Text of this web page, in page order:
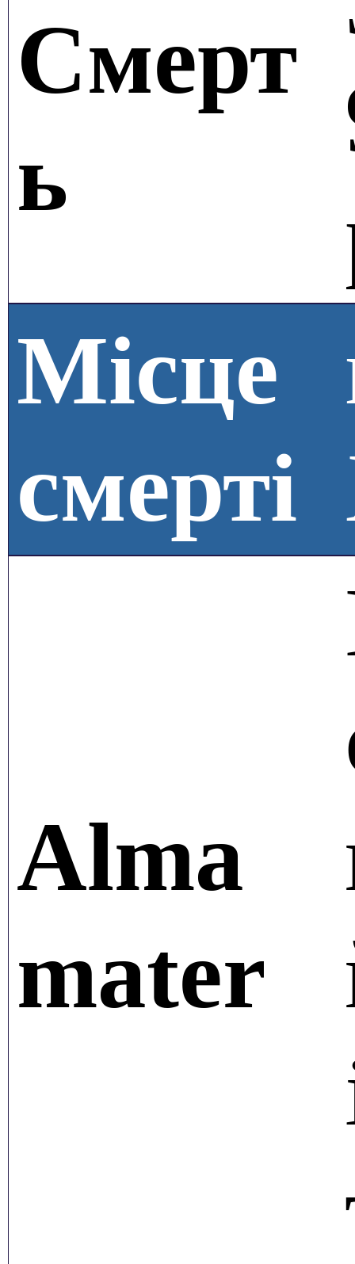
Смерт
ь
Місце
смерті
Alma
mater